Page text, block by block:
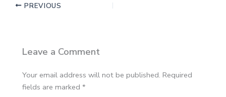
PREVIOUS
Leave a Comment
Your email address will not be published. Required
fields are marked*